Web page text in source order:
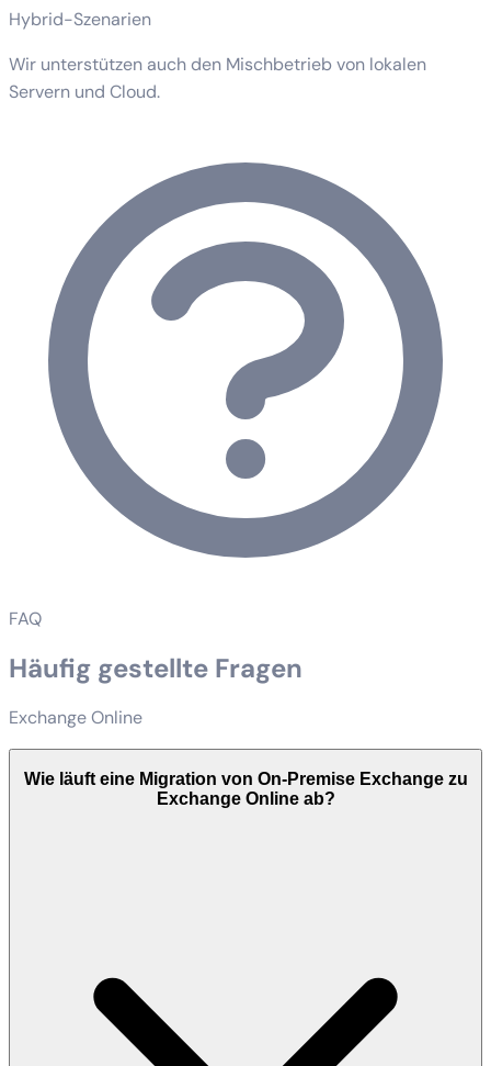
Hybrid-Szenarien
Wir unterstützen auch den Mischbetrieb von lokalen
Servern und Cloud.
FAQ
Häufig gestellte Fragen
Exchange Online
Wie läuft eine Migration von On-Premise Exchange zu
Exchange Online ab?